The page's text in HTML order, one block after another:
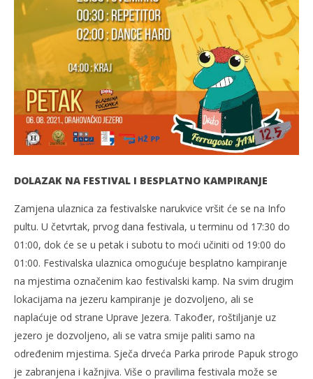
DOLAZAK NA FESTIVAL I BESPLATNO KAMPIRANJE
Zamjena ulaznica za festivalske narukvice vršit će se na Info
pultu. U četvrtak, prvog dana festivala, u terminu od 17:30 do
01:00, dok će se u petak i subotu to moći učiniti od 19:00 do
01:00. Festivalska ulaznica omogućuje besplatno kampiranje
na mjestima označenim kao festivalski kamp. Na svim drugim
lokacijama na jezeru kampiranje je dozvoljeno, ali se
naplaćuje od strane Uprave Jezera. Također, roštiljanje uz
jezero je dozvoljeno, ali se vatra smije paliti samo na
određenim mjestima. Sječa drveća Parka prirode Papuk strogo
je zabranjena i kažnjiva. Više o pravilima festivala može se